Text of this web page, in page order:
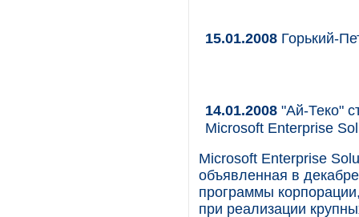
15.01.2008 Горький-
14.01.2008 "Ай-Теко"
Microsoft Enterprise
Microsoft Enterprise
объявленная в
программы
при реализации